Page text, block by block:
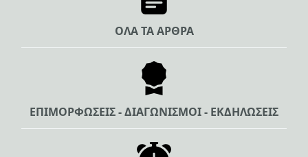
ΟΛΑ ΤΑ ΑΡΘΡΑ
ΕΠΙΜΟΡΦΩΣΕΙΣ - ΔΙΑΓΩΝΙΣΜΟΙ - ΕΚΔΗΛΩΣΕΙΣ